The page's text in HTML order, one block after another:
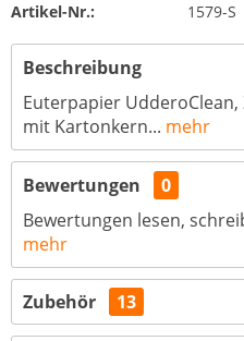
Artikel-Nr.: 1579-S
Beschreibung
Euterpapier
mit Kartonkern... mehr
Bewertungen
0
Bewertungen lesen,
mehr
Zubehör 13